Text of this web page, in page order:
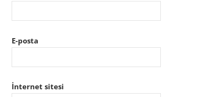
E-posta
İnternet sitesi